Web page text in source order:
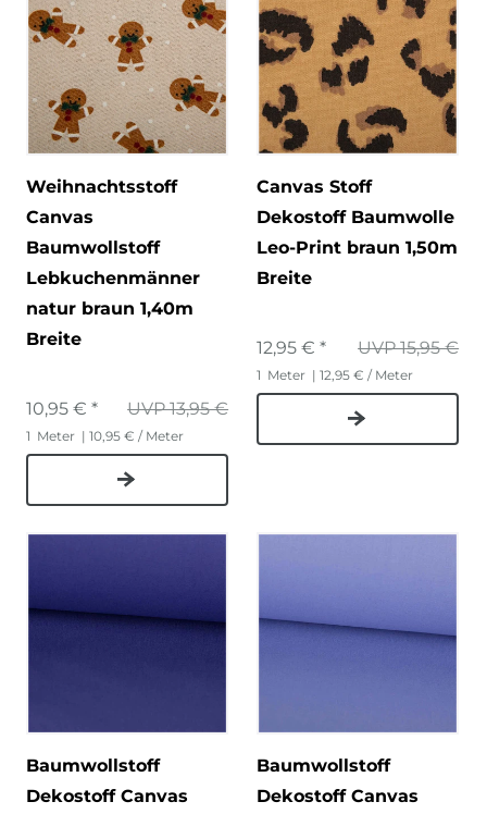
Weihnachtsstoff
Canvas
Baumwollstoff
Lebkuchenmänner
natur braun 1,40m
Breite
UVP 13,95 €
10,95 € *
1 Meter | 10,95 € / Meter
Canvas Stoff
Dekostoff Baumwolle
Leo-Print braun 1,50m
Breite
UVP 15,95 €
12,95 € *
1 Meter | 12,95 € / Meter
Baumwollstoff
Dekostoff Canvas
Baumwollstoff
Dekostoff Canvas